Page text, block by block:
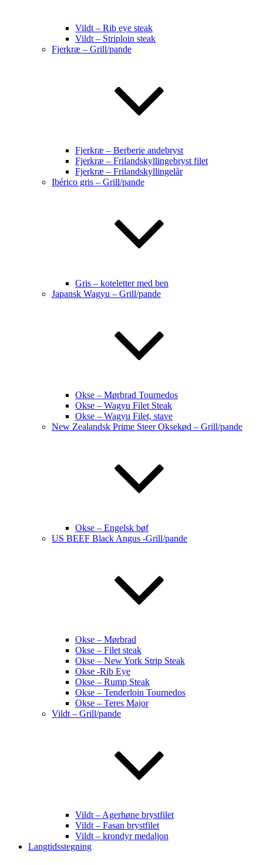
Vildt – Rib eye steak
Vildt – Striploin steak
Fjerkræ – Grill/pande
Fjerkræ – Berberie andebryst
Fjerkræ – Frilandskyllingebryst filet
Fjerkræ – Frilandskyllingelår
Ibérico gris – Grill/pande
Gris – koteletter med ben
Japansk Wagyu – Grill/pande
Okse – Mørbrad Tournedos
Okse – Wagyu Filet Steak
Okse – Wagyu Filet, stave
New Zealandsk Prime Steer Oksekød – Grill/pande
Okse – Engelsk bøf
US BEEF Black Angus -Grill/pande
Okse – Mørbrad
Okse – Filet steak
Okse – New York Strip Steak
Okse -Rib Eye
Okse – Rump Steak
Okse – Tenderloin Tournedos
Okse – Teres Major
Vildt – Grill/pande
Vildt – Agerhøne brystfilet
Vildt – Fasan brystfilet
Vildt – krondyr medaljon
Langtidsstegning